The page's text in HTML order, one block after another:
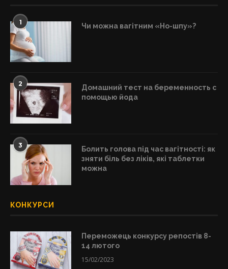
1 Чи можна вагітним «Но-шпу»?
2
Домашний тест на беременность с
помощью йода
3
Болить голова під час вагітності: як
зняти біль без ліків, які таблетки
можна
КОНКУРСИ
Переможець конкурсу репостів 8-
14 лютого
15/02/2023